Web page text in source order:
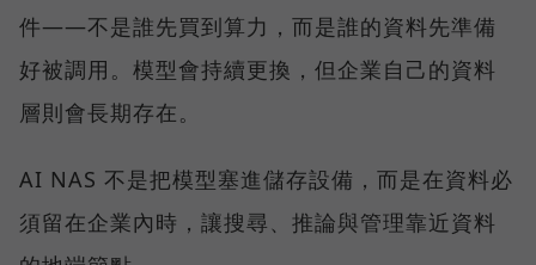
件——不是誰先買到算力，而是誰的資料先準備
好被調用。模型會持續更換，但企業自己的資料
層則會長期存在。
AI NAS 不是把模型塞進儲存設備，而是在資料必
須留在企業內時，讓搜尋、推論與管理靠近資料